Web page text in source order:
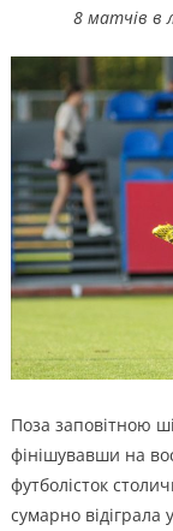
8 матчів в
Поза заповітною
фінішувавши на
футболісток
сумарно